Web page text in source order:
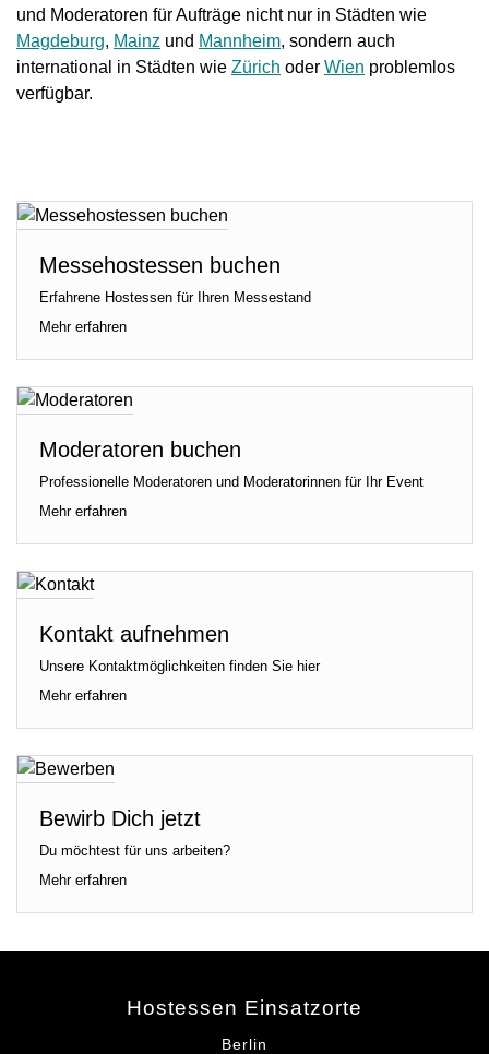
und Moderatoren für Aufträge nicht nur in Städten wie
Magdeburg, Mainz und Mannheim, sondern auch
international in Städten wie Zürich oder Wien problemlos
verfügbar.
Messehostessen buchen
Erfahrene Hostessen für Ihren Messestand
Mehr erfahren
Moderatoren buchen
Professionelle Moderatoren und Moderatorinnen für Ihr Event
Mehr erfahren
Kontakt aufnehmen
Unsere Kontaktmöglichkeiten finden Sie hier
Mehr erfahren
Bewirb Dich jetzt
Du möchtest für uns arbeiten?
Mehr erfahren
Hostessen Einsatzorte
Berlin